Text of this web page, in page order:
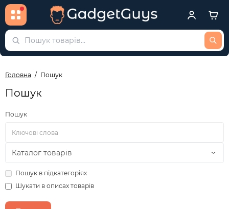
Головна Пошук
Пошук
Пошук
Пошук в підкатегоріях
Шукати в описах товарів